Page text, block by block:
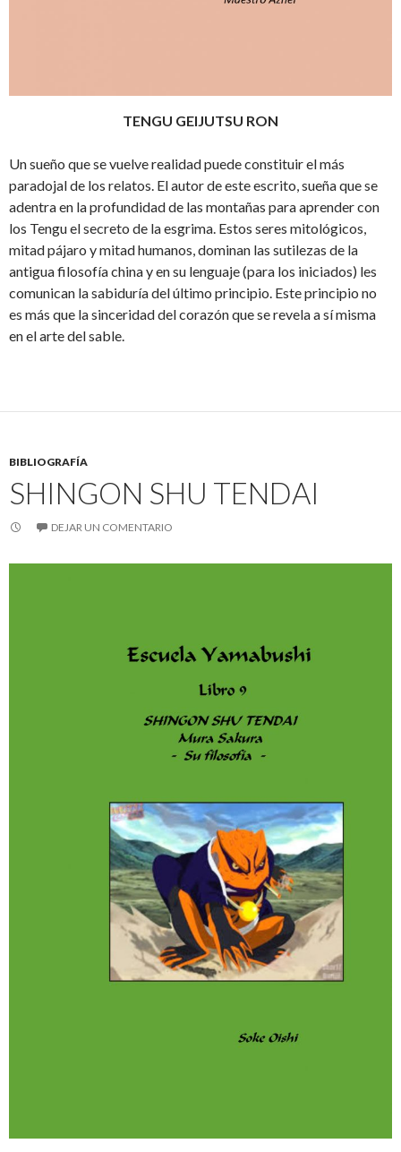
TENGU GEIJUTSU RON
Un sueño que se vuelve realidad puede constituir el más
paradojal de los relatos. El autor de este escrito, sueña que se
adentra en la profundidad de las montañas para aprender con
los Tengu el secreto de la esgrima. Estos seres mitológicos,
mitad pájaro y mitad humanos, dominan las sutilezas de la
antigua filosofía china y en su lenguaje (para los iniciados) les
comunican la sabiduría del último principio. Este principio no
es más que la sinceridad del corazón que se revela a sí misma
en el arte del sable.
BIBLIOGRAFÍA
SHINGON SHU TENDAI
DEJAR UN COMENTARIO